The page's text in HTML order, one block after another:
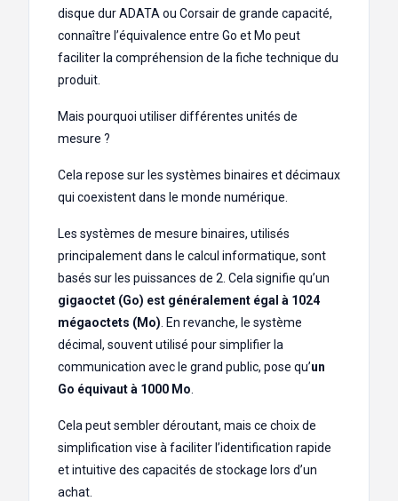
disque dur ADATA ou Corsair de grande capacité,
connaître l’équivalence entre Go et Mo peut
faciliter la compréhension de la fiche technique du
produit.
Mais pourquoi utiliser différentes unités de
mesure ?
Cela repose sur les systèmes binaires et décimaux
qui coexistent dans le monde numérique.
Les systèmes de mesure binaires, utilisés
principalement dans le calcul informatique, sont
basés sur les puissances de 2. Cela signifie qu’un
gigaoctet (Go) est généralement égal à 1024
mégaoctets (Mo) . En revanche, le système
décimal, souvent utilisé pour simplifier la
communication avec le grand public, pose qu’un
Go équivaut à 1000 Mo
Cela peut sembler déroutant, mais ce choix de
simplification vise à faciliter l’identification rapide
et intuitive des capacités de stockage lors d’un
achat.